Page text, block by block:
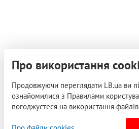
Про використання
Продовжуючи переглядати LB.ua ви
ознайомилися з Правилами
погоджуєтеся на використання